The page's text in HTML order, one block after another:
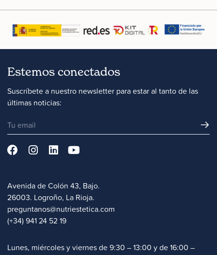
Estemos conectados
Suscríbete a nuestro newsletter para estar al tanto de las
últimas noticias:
Avenida de Colón 43, Bajo.
26003. Logroño, La Rioja.
preguntanos@nutriestetica.com
(+34) 941 24 52 19
Lunes, miércoles y viernes de 9:30 – 13:00 y de 16:00 –